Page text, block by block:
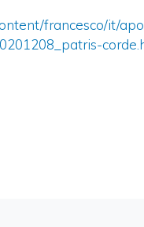
francesco/it/